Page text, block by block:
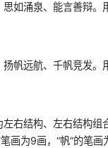
如涌泉、能言善辩。
帆远航、千帆竞发。
左右结构、左右结构
画为9画，“帆”的笔画